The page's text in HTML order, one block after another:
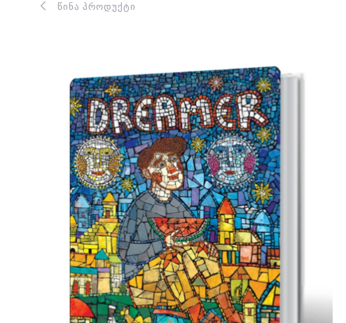
ᲬᲘᲜᲐ ᲞᲠᲝᲓᲣᲥᲢᲘ